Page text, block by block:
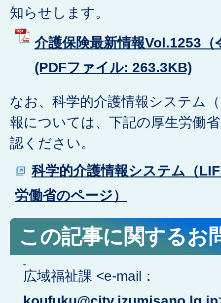
知らせします。
介護保険最新情報Vol.1253（
(PDFファイル: 263.3KB)
なお、科学的介護情報システム
報については、下記の厚生労働
認ください。
科学的介護情報システム（
労働省のページ）
この記事に関するお
広域福祉課 <e-mail：